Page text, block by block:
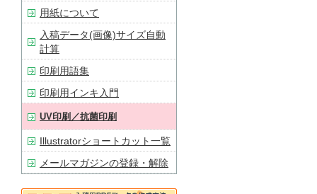
用紙について
入稿データ(画像)サイズ自動
計算
印刷用語集
印刷用インキ入門
UV印刷／抗菌印刷
Illustratorショートカット一覧
メールマガジンの登録・解除